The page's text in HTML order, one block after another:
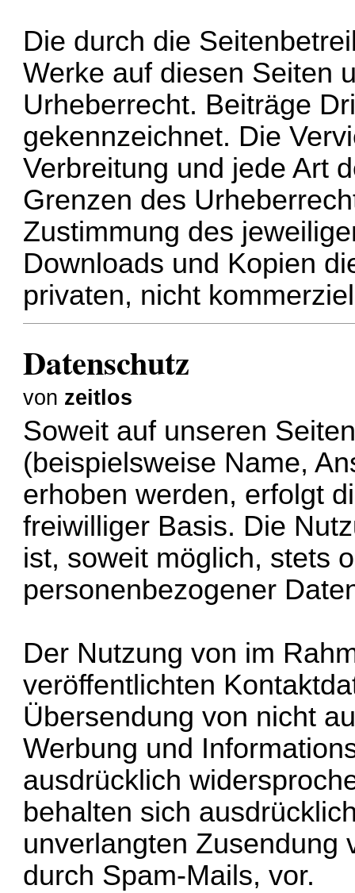
Die durch die
Werke auf diesen Seiten
Urheberrecht. Beiträge
gekennzeichnet. Die
Verbreitung und jede Art
Grenzen des
Zustimmung des
Downloads und Kopien
privaten, nicht
Datenschutz
von zeitlos
Soweit auf unseren
(beispielsweise Name,
erhoben werden, erfolgt
freiwilliger Basis. Die
ist, soweit möglich, stets
personenbezogener
Der Nutzung von im
veröffentlichten
Übersendung von nicht
Werbung und
ausdrücklich
behalten sich
unverlangten Zusendung
durch Spam-Mails, vor.